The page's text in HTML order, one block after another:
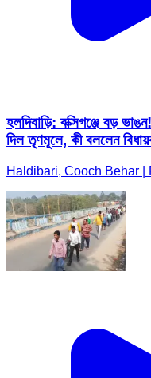
হলদিবাড়ি: বক্সিগঞ্জে বড়
দিল তৃণমূলে, কী বললেন
Haldibari, Cooch Behar |